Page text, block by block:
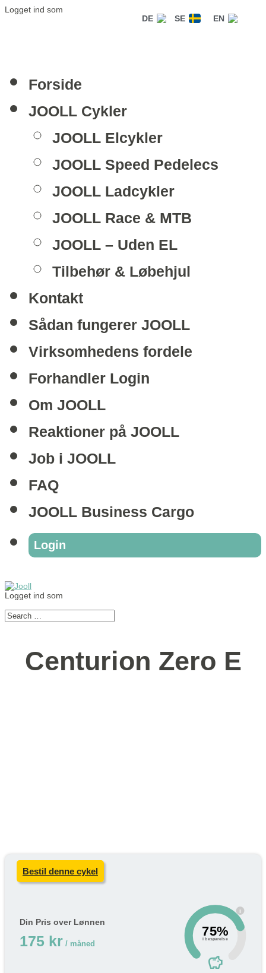
Logget ind som
Forside
JOOLL Cykler
JOOLL Elcykler
JOOLL Speed Pedelecs
JOOLL Ladcykler
JOOLL Race & MTB
JOOLL – Uden EL
Tilbehør & Løbehjul
Kontakt
Sådan fungerer JOOLL
Virksomhedens fordele
Forhandler Login
Om JOOLL
Reaktioner på JOOLL
Job i JOOLL
FAQ
JOOLL Business Cargo
Login
Logget ind som
DE SE EN
Centurion Zero E
Bestil denne cykel
Din Pris over Lønnen
175 kr / måned
i
75%
i besparelse
savings